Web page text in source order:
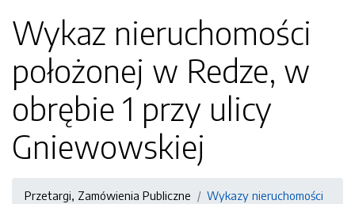
Wykaz nieruchomości
położonej w Redze, w
obrębie 1 przy ulicy
Gniewowskiej
Przetargi, Zamówienia Publiczne
Wykazy nieruchomości